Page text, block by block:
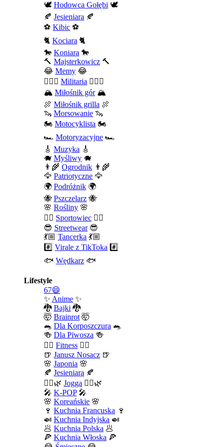
🕊️ Hodowca Gołębi 🕊️
🍂 Jesieniara 🍂
⚽ Kibic ⚽
🐈 Kociara 🐈
🐎 Koniara 🐎
🔨 Majsterkowicz 🔨
😂 Memy 😂
💂🏻‍♂️ Militaria 💂🏻‍♂️
🏔️ Miłośnik gór🏔️
🍖 Miłośnik grilla 🍖
🦦 Morsowanie 🦦
🏍️ Motocyklista 🏍️
🏎️ Motoryzacyjne 🏎️
🎸 Muzyka 🎸
🐗 Myśliwy 🐗
👨‍🌾 Ogrodnik 👨‍🌾
🦅 Patriotyczne 🦅
🌍 Podróżnik 🌍
🐝 Pszczelarz 🐝
🌸 Rośliny 🌸
🤾‍♀️ Sportowiec 🤾‍♀️
😎 Streetwear😎
💃🏼 Tancerka 💃🏼
#️⃣ Virale z TikToka #️⃣
🐟 Wędkarz 🐟
Lifestyle
67😄
✨ Anime ✨
🐉 Bajki 🐉
🤯 Brainrot 🤯
🐀 Dla Korposzczura 🐀
🍻 Dla Piwosza 🍻
🤾‍♀️ Fitness 🤾‍♀️
🍺 Janusz Nosacz 🍺
🌸 Japonia 🌸
🍂 Jesieniara 🍂
🧘‍♀️🌿 Jogga 🧘‍♀️🌿
🎤 K-POP🎤
🌸 Koreańskie 🌸
🍷 Kuchnia Francuska 🍷
🍛 Kuchnia Indyjska 🍛
🥟 Kuchnia Polska 🥟
🍕 Kuchnia Włoska 🍕